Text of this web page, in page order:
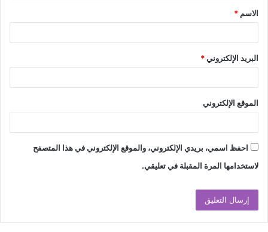
*
الاسم *
البريد الإلكتروني*
الموقع الإلكتروني
احفظ اسمي، بريدي الإلكتروني، والموقع الإلكتروني في هذا المتصفح
لاستخدامها المرة المقبلة في تعليقي.